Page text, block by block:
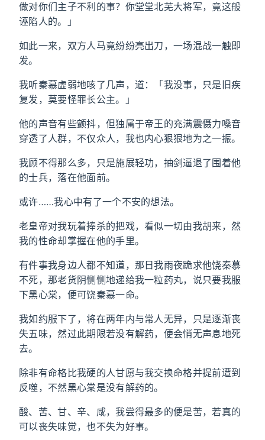
做对你们主子不利的事？你堂堂北芜大将军，竟这般
诬陷人的。」
如此一来，双方人马竟纷纷亮出刀，一场混战一触即
发。
我听秦慕虚弱地咳了几声，道：「我没事，只是旧疾
复发，莫要怪罪长公主。」
他的声音有些颤抖，但独属于帝王的充满震慑力嗓音
穿透了人群，不仅众人，我也内心狠狠地为之一振。
我顾不得那么多，只是施展轻功，抽剑逼退了围着他
的士兵，落在他面前。
或许……我心中有了一个不安的想法。
老皇帝对我玩着捧杀的把戏，看似一切由我胡来，然
我的性命却掌握在他的手里。
有件事我身边人都不知道，那日我雨夜跪求他饶秦慕
不死，那老货阴恻恻地递给我一粒药丸，说只要我服
下黑心棠，便可饶秦慕一命。
我如约服下了，将在两年内与常人无异，只是逐渐丧
失五味，然过此期限若没有解药，便会悄无声息地死
去。
除非有命格比我硬的人甘愿与我交换命格并提前遭到
反噬，不然黑心棠是没有解药的。
酸、苦、甘、辛、咸，我尝得最多的便是苦，若真的
可以丧失味觉，也不失为好事。